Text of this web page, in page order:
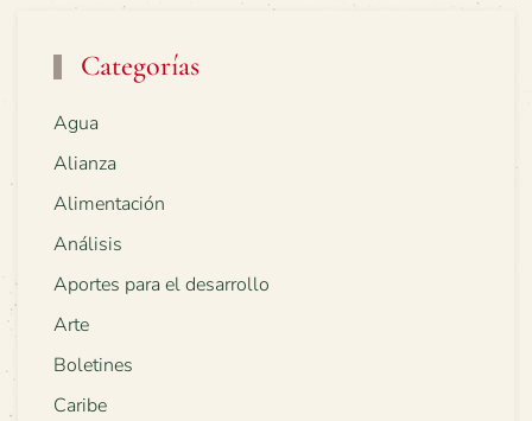
Categorías
Agua
Alianza
Alimentación
Análisis
Aportes para el desarrollo
Arte
Boletines
Caribe